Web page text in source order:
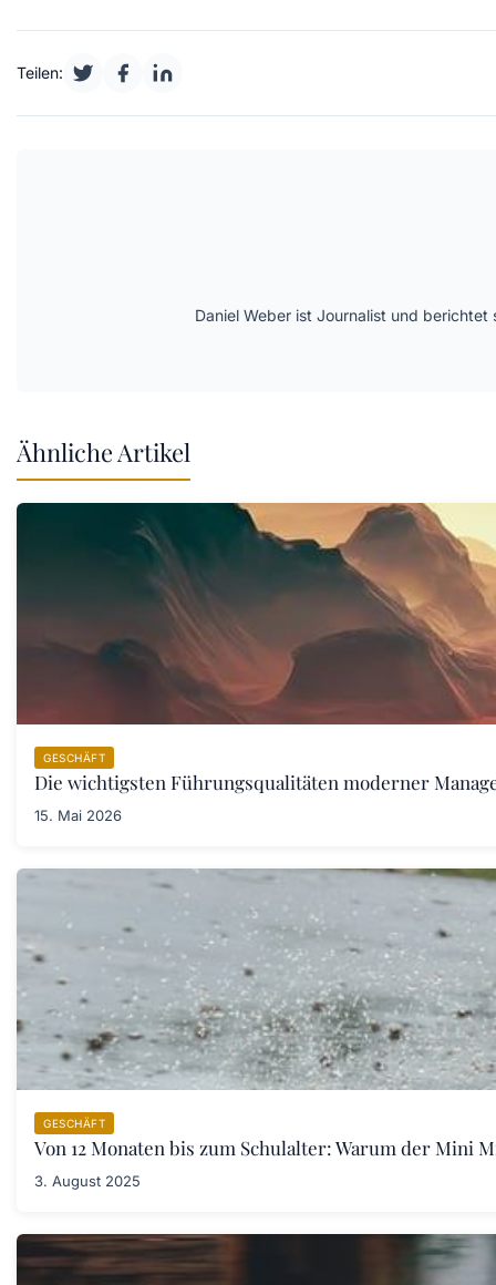
Teilen:
Daniel Weber ist Journalist und
Ähnliche Artikel
GESCHÄFT
Die wichtigsten Führungsqualitäten moderner
15. Mai 2026
GESCHÄFT
Von 12 Monaten bis zum Schulalter: Warum der Mini
3. August 2025